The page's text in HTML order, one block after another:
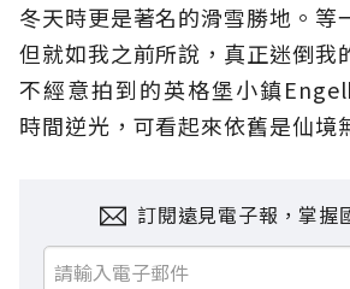
冬天時更是著名的滑雪勝地。等
但就如我之前所說，真正迷倒我
不經意拍到的英格堡小鎮
時間逆光，可看起來依舊是仙境
訂閱遠見電子報，掌握